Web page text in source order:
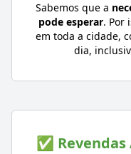
Sabemos que a
pode esperar. Por
em toda a cidade,
dia,
✅